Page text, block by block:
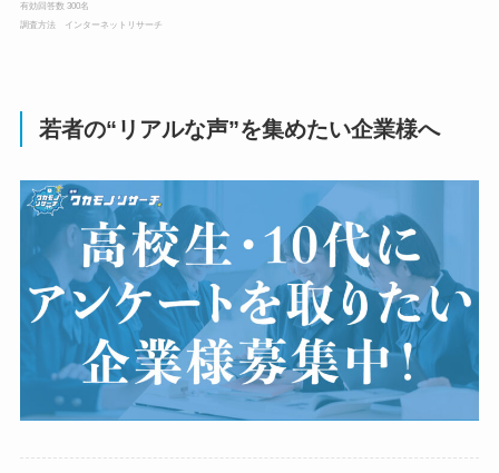
有効回答数 300名
調査方法 インターネットリサーチ
若者の“リアルな声”を集めたい企業様へ